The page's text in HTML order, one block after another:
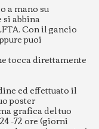
a mano su
abbina
Con il gancio
puoi
tocca direttamente
ed effettuato il
poster
grafica del tuo
-72 ore (giorni